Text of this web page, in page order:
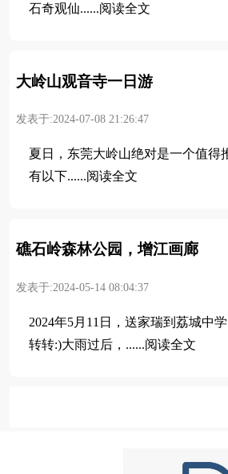
石奇观仙......阅读全文
大岭山观音寺一日游
发表于:2024-07-08 21:26:47
夏日，东莞大岭山绝对是一个值得
有以下......阅读全文
礁石岭森林公园，增江画廊
发表于:2024-05-14 08:04:37
2024年5月11日，送家瑞到荔城中
转转:)大雨过后，......阅读全文